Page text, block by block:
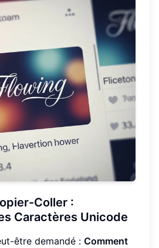
Coller :
Caractères Unicode
être demandé : Comment